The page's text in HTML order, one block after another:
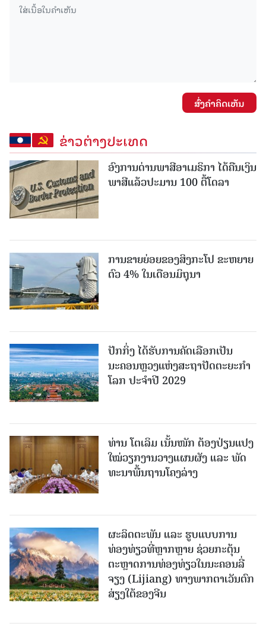
ສົ່ງຄໍາຄິດເຫັນ
ຂ່າວຕ່າງປະເທດ
ອົງການດ່ານພາສີອາເມຣິກາ ໄດ້ຄືນເງິນ
ພາສີແລ້ວປະມານ 100 ຕື້ໂດລາ
ການຂາຍຍ່ອຍຂອງສິງກະໂປ ຂະຫຍາຍ
ຕົວ 4% ໃນເດືອນມິຖຸນາ
ປັກກິ່ງ ໄດ້ຮັບການຄັດເລືອກເປັນ
ນະຄອນຫຼວງແຫ່ງສະຖາປັດຕະຍະກຳ
ໂລກ ປະຈຳປີ 2029
ທ່ານ ໂຕ​ເລິມ ເນັ້ນໜັກ ຕ້ອງ​ປ່ຽນ​ແປງ​
ໃໝ່​ວຽກ​ງານ​ວາງ​ແຜນ​ຜັງ ແລະ ​ພັດ​
ທະ​ນາ​ພື້ນ​ຖານ​ໂຄງ​ລ່າງ
ຜະລິດຕະພັນ ແລະ ຮູບແບບການ
ທ່ອງທ່ຽວທີ່ຫຼາກຫຼາຍ ຊ່ວຍກະຕຸ້ນ
ຕະຫຼາດການທ່ອງທ່ຽວໃນນະຄອນລີ່
ຈຽງ (Lijiang) ທາງພາກຕາເວັນຕົກ
ສ່ຽງໃຕ້ຂອງຈີນ